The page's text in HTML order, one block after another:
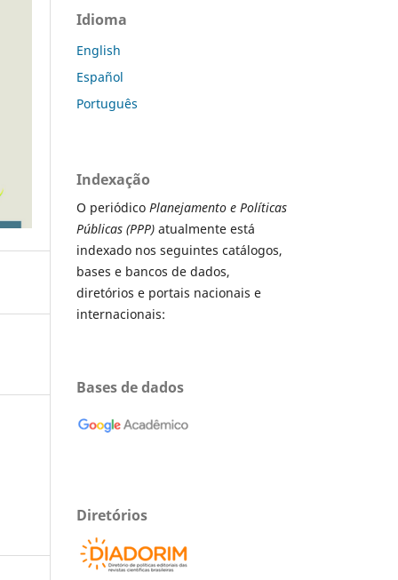
Idioma
English
Español
Português
Indexação
O periódico Planejamento e Políticas
Públicas (PPP) atualmente está
indexado nos seguintes catálogos,
bases e bancos de dados,
diretórios e portais nacionais e
internacionais:
Bases de dados
Diretórios